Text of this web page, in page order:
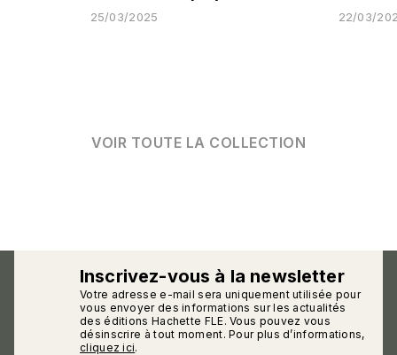
25/03/2025 22/03/
VOIR TOUTE LA COLLECTION
Inscrivez-vous à la newsletter
Votre adresse e-mail sera uniquement utilisée pour
vous envoyer des informations sur les actualités
des éditions Hachette FLE. Vous pouvez vous
désinscrire à tout moment. Pour plus d’informations,
cliquez ici.